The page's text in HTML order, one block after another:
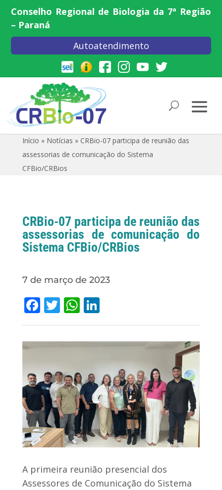
Conselho Regional de Biologia da 7ª Região
– Paraná
Autoatendimento
Início » Notícias » CRBio-07 participa de reunião das
assessorias de comunicação do Sistema
CFBio/CRBios
CRBio-07 participa de reunião das
assessorias de comunicação do
Sistema CFBio/CRBios
7 de março de 2023
Facebook
Twitter
WhatsApp
LinkedIn
A primeira reunião presencial dos
Assessores de Comunicação do Sistema